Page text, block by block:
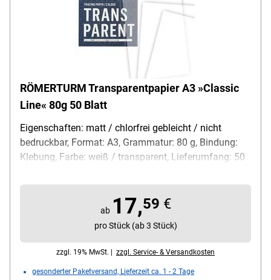
RÖMERTURM Transparentpapier A3 »Classic
Line« 80g 50 Blatt
Eigenschaften: matt / chlorfrei gebleicht / nicht
bedruckbar, Format: A3, Grammatur: 80 g, Bindung:
Klebung, Farbe: weiß / transparent, Lieferumfang: 50
ab 17,59 €
pro Stück (ab 3 Stück)
zzgl. 19% MwSt. | zzgl. Service- & Versandkosten
gesonderter Paketversand, Lieferzeit ca. 1 - 2 Tage